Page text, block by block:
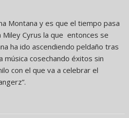
Montana y es que el tiempo pasa
Miley Cyrus la que entonces se
ha ido ascendiendo peldaño tras
música cosechando éxitos sin
con el que va a celebrar el